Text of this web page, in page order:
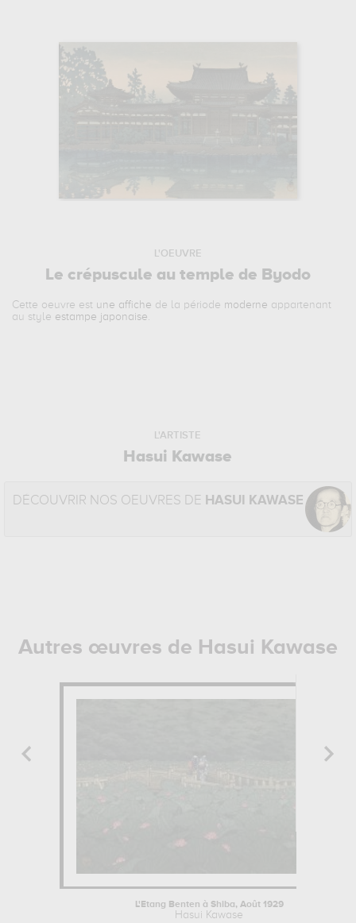
L'OEUVRE
Le crépuscule au temple de Byodo
Cette oeuvre est une affiche de la période moderne appartenant
au style estampe japonaise.
L'ARTISTE
Hasui Kawase
DÉCOUVRIR NOS OEUVRES DE HASUI KAWASE
Autres œuvres de Hasui Kawase
L'Etang Benten à Shiba, Août 1929
Hasui Kawase